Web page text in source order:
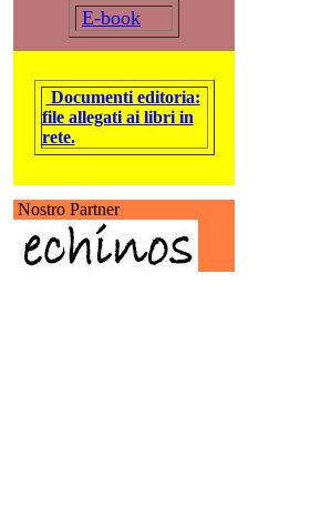
E-book
Documenti editoria:
file allegati ai libri in
rete.
Nostro Partner